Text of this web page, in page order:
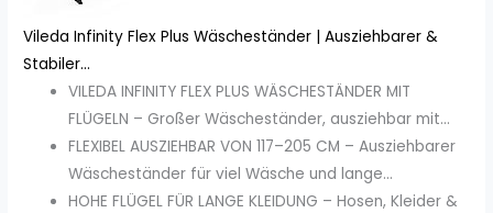
Vileda Infinity Flex Plus Wäscheständer | Ausziehbarer &
Stabiler...
VILEDA INFINITY FLEX PLUS WÄSCHESTÄNDER MIT
FLÜGELN – Großer Wäscheständer, ausziehbar mit...
FLEXIBEL AUSZIEHBAR VON 117–205 CM – Ausziehbarer
Wäscheständer für viel Wäsche und lange...
HOHE FLÜGEL FÜR LANGE KLEIDUNG – Hosen, Kleider &